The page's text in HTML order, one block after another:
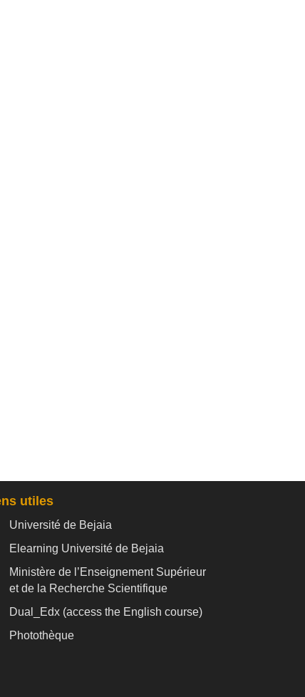
utiles
Université de Bejaia
Elearning Université de Bejaia
Ministère de l’Enseignement Supérieur
et de la Recherche Scientifique
Dual_Edx (access the English course)
Photothèque